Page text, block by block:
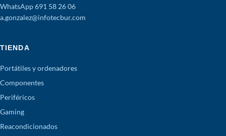
WhatsApp 691 58 26 06
a.gonzalez@infotecbur.com
TIENDA
Portátiles y ordenadores
Componentes
Periféricos
Gaming
Reacondicionados